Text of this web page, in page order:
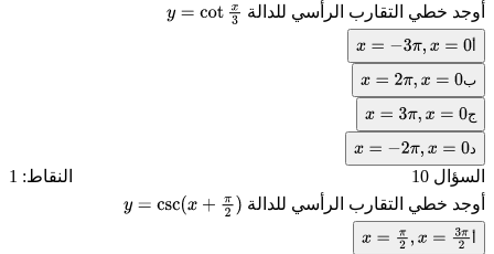
أوجد خطي التقارب الرأسي للدالة
y =cotx3
x =− π,x=0
ب
x =2 π,x=0
ج
x =3 π,x=0
x =− π,x=0
السؤال 10
النقاط: 1
أوجد خطي التقارب الرأسي للدالة
y =csc(x+π 2
x =π 2,x=3 π2